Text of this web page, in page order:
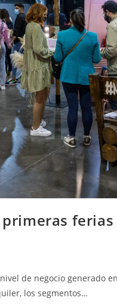
de negocio generado
los segmentos…